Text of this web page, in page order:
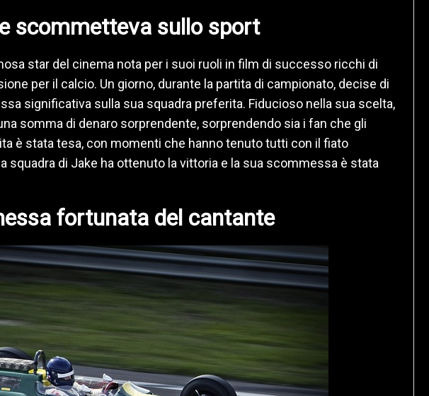
scommetteva sullo sport
star del cinema nota per i suoi ruoli in film di successo ricchi di
per il calcio. Un giorno, durante la partita di campionato, decise di
significativa sulla sua squadra preferita. Fiducioso nella sua scelta,
somma di denaro sorprendente, sorprendendo sia i fan che gli
è stata tesa, con momenti che hanno tenuto tutti con il fiato
squadra di Jake ha ottenuto la vittoria e la sua scommessa è stata
fortunata del cantante